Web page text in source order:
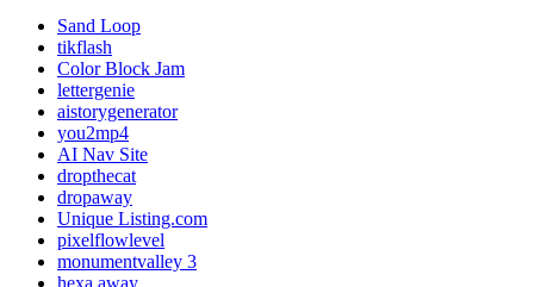
Sand Loop
tikflash
Color Block Jam
lettergenie
aistorygenerator
you2mp4
AI Nav Site
dropthecat
dropaway
Unique Listing.com
pixelflowlevel
monumentvalley 3